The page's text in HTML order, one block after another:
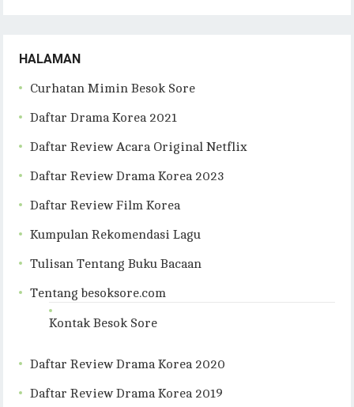
HALAMAN
Curhatan Mimin Besok Sore
Daftar Drama Korea 2021
Daftar Review Acara Original Netflix
Daftar Review Drama Korea 2023
Daftar Review Film Korea
Kumpulan Rekomendasi Lagu
Tulisan Tentang Buku Bacaan
Tentang besoksore.com
Kontak Besok Sore
Daftar Review Drama Korea 2020
Daftar Review Drama Korea 2019